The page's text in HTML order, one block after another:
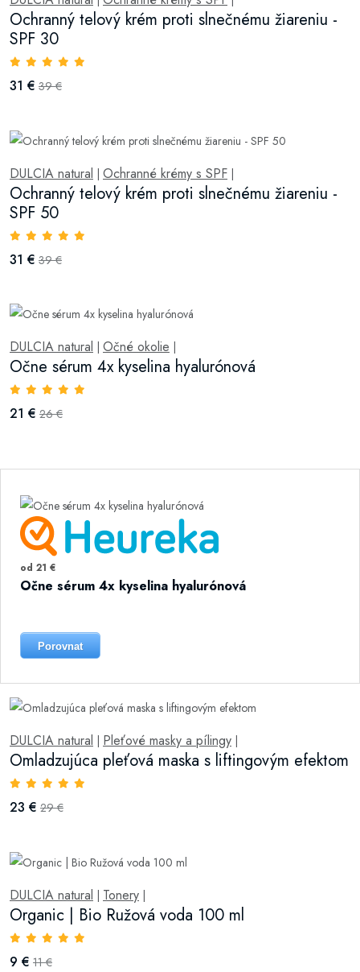
Ochranný telový krém proti slnečnému žiareniu -
SPF 30
31 € 39 €
DULCIA natural | Ochranné krémy s SPF |
Ochranný telový krém proti slnečnému žiareniu -
SPF 50
31 € 39 €
DULCIA natural Očné okolie
Očne sérum 4x kyselina hyalurónová
21 € 26 €
od 21 €
Očne sérum 4x kyselina hyalurónová
Porovnat
DULCIA natural | Pleťové masky a pílingy |
Omladzujúca pleťová maska s liftingovým efektom
23 € 29 €
DULCIA natural | Tonery |
Organic | Bio Ružová voda 100 ml
9 € 11 €